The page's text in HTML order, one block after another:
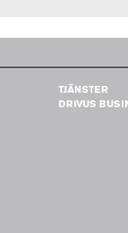
TJÄNSTER
DRIVUS